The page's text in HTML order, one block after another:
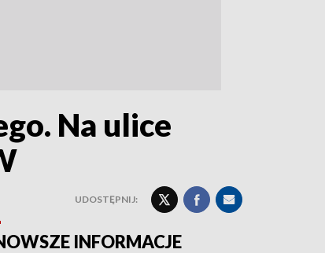
Na ulice
UDOSTĘPNIJ:
INFORMACJE